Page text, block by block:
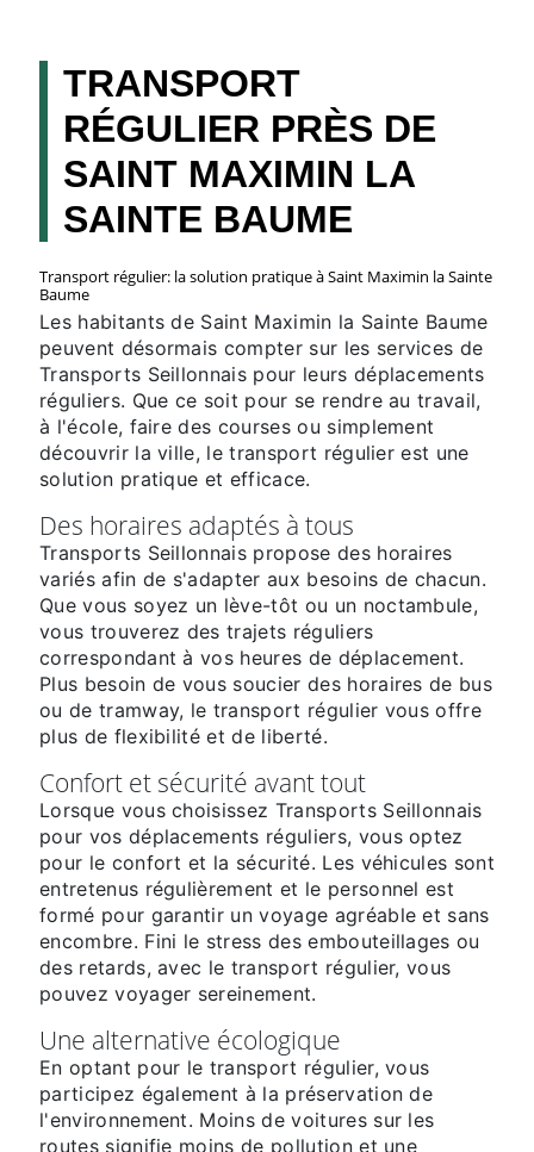
TRANSPORT
RÉGULIER PRÈS DE
SAINT MAXIMIN LA
SAINTE BAUME
Transport régulier: la solution pratique à Saint Maximin la Sainte
Baume
Les habitants de Saint Maximin la Sainte Baume
peuvent désormais compter sur les services de
Transports Seillonnais pour leurs déplacements
réguliers. Que ce soit pour se rendre au travail,
à l'école, faire des courses ou simplement
découvrir la ville, le transport régulier est une
solution pratique et efficace.
Des horaires adaptés à tous
Transports Seillonnais propose des horaires
variés afin de s'adapter aux besoins de chacun.
Que vous soyez un lève-tôt ou un noctambule,
vous trouverez des trajets réguliers
correspondant à vos heures de déplacement.
Plus besoin de vous soucier des horaires de bus
ou de tramway, le transport régulier vous offre
plus de flexibilité et de liberté.
Confort et sécurité avant tout
Lorsque vous choisissez Transports Seillonnais
pour vos déplacements réguliers, vous optez
pour le confort et la sécurité. Les véhicules sont
entretenus régulièrement et le personnel est
formé pour garantir un voyage agréable et sans
encombre. Fini le stress des embouteillages ou
des retards, avec le transport régulier, vous
pouvez voyager sereinement.
Une alternative écologique
En optant pour le transport régulier, vous
participez également à la préservation de
l'environnement. Moins de voitures sur les
routes signifie moins de pollution et une